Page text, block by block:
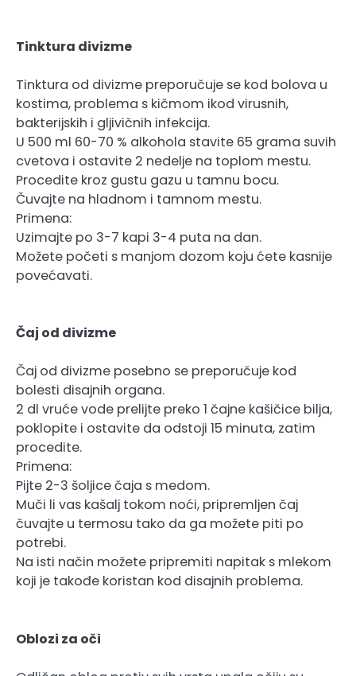
Tinktura divizme
Tinktura od divizme preporučuje se kod bolova u
kostima, problema s kičmom ikod virusnih,
bakterijskih i gljivičnih infekcija.
U 500 ml 60-70 % alkohola stavite 65 grama suvih
cvetova i ostavite 2 nedelje na toplom mestu.
Procedite kroz gustu gazu u tamnu bocu.
Čuvajte na hladnom i tamnom mestu.
Primena:
Uzimajte po 3-7 kapi 3-4 puta na dan.
Možete početi s manjom dozom koju ćete kasnije
povećavati.
Čaj od divizme
Čaj od divizme posebno se preporučuje kod
bolesti disajnih organa.
2 dl vruće vode prelijte preko 1 čajne kašičice bilja,
poklopite i ostavite da odstoji 15 minuta, zatim
procedite.
Primena:
Pijte 2-3 šoljice čaja s medom.
Muči li vas kašalj tokom noći, pripremljen čaj
čuvajte u termosu tako da ga možete piti po
potrebi.
Na isti način možete pripremiti napitak s mlekom
koji je takođe koristan kod disajnih problema.
Oblozi za oči